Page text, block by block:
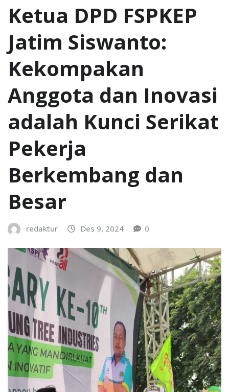
Ketua DPD FSPKEP
Jatim Siswanto:
Kekompakan
Anggota dan Inovasi
adalah Kunci Serikat
Pekerja
Berkembang dan
Besar
redaktur Des 9, 2024 0